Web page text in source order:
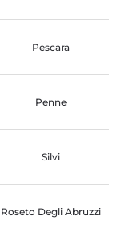
Pescara
Penne
Silvi
Roseto Degli Abruzzi